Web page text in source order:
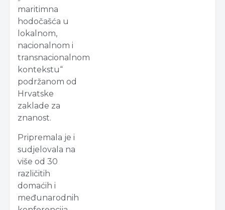
maritimna
hodočašća u
lokalnom,
nacionalnom i
transnacionalnom
kontekstu“
podržanom od
Hrvatske
zaklade za
znanost.
Pripremala je i
sudjelovala na
više od 30
različitih
domaćih i
međunarodnih